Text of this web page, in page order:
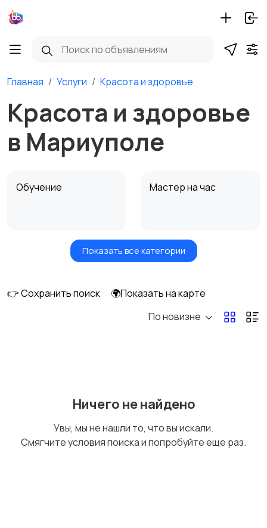
Главная Услуги Красота и здоровье
Красота и здоровье
в Мариуполе
Обучение Мастер на час
Красота и здоровье
Транспорт,
IT, интернет, телеком
Показать все категории
👉 Сохранить поиск
🌍Показать на карте
По новизне
Ничего не найдено
Увы, мы не нашли то, что вы искали.
Смягчите условия поиска и попробуйте еще раз.